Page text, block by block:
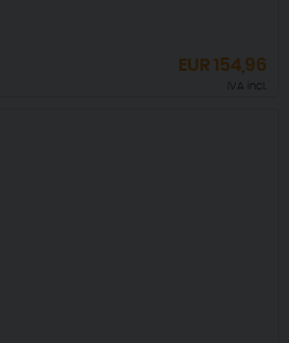
EUR154,96
IVA incl.